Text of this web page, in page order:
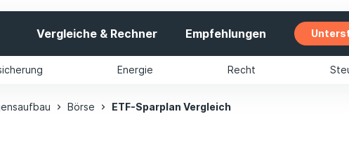
Vergleiche & Rechner Empfehlungen
Energie Recht
Börse ETF-Sparplan Vergleich